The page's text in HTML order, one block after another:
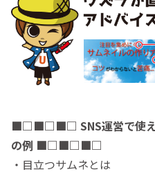
■□■□■□ SNS運営で使
の例 ■□■□■□
・目立つサムネとは